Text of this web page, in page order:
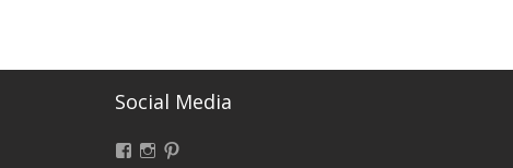
Social Media
Facebook
Instagram
Pinterest